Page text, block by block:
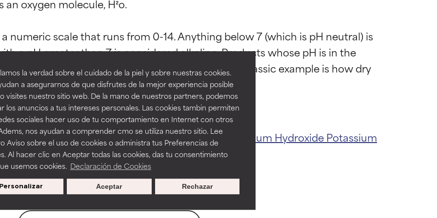
la verdad sobre el cuidado de la piel y sobre nuestras cookies.
a asegurarnos de que disfrutes de la mejor experiencia posible
visites nuestro sitio web. De la mano de nuestros partners, podemos
los anuncios a tus intereses personales. Las cookies tambin permiten
sociales hacer uso de tu comportamiento en Internet con otros
nos ayudan a comprender cmo se utiliza nuestro sitio. Lee
Aviso sobre el uso de cookies o administra tus Preferencias de
Al hacer clic en Aceptar todas las cookies, das tu consentimiento
usemos cookies. Declaración de Cookies
Personalizar Rechazar
Aceptar
oxygen molecule, H²o.
numeric scale that runs from 0-14. Anything below 7 (which is pH neutral) is
a pH greater than 7 is considered alkaline. Products whose pH is in the
skin’s acid mantle and disrupting its barrier; a classic example is how dry
BufferCitric Acid Dipotassium Phosphate Sodium Hydroxide Potassium
independientes.
beneficiosos como los de la categoría excelente, suelen ser necesarios para
la estabilidad o la absorción de una fórmula.
ciertas limitaciones en cuanto a su apariencia, estabilidad o eficacia. A veces,
básicos o que no cuentan con suficiente respaldo científico.
algunos beneficios se recomienda evitarlo por su probabilidad de causar
provocar efectos adversos como irritación, inflamación o sequedad,
independientes.
beneficiosos como los de la categoría excelente, suelen ser necesarios para
la estabilidad o la absorción de una fórmula.
ciertas limitaciones en cuanto a su apariencia, estabilidad o eficacia. A veces,
básicos o que no cuentan con suficiente respaldo científico.
algunos beneficios se recomienda evitarlo por su probabilidad de causar
provocar efectos adversos como irritación, inflamación o sequedad,